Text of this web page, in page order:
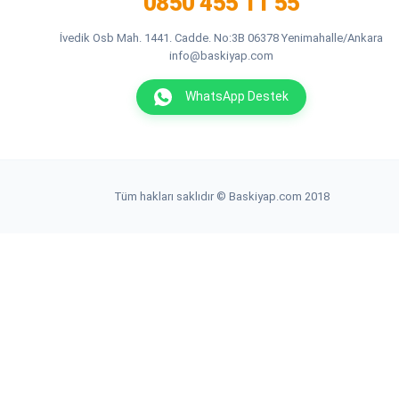
İvedik Osb Mah. 1441. Cadde. No:3B 06378 Yenimahalle/Ankara
info@baskiyap.com
WhatsApp Destek
Tüm hakları saklıdır © Baskiyap.com 2018